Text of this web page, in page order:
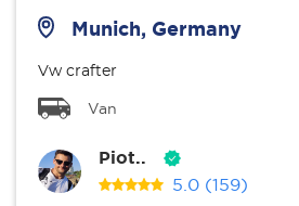
Munich, Germany
Vw crafter
Van
Piot..
5.0 (159)